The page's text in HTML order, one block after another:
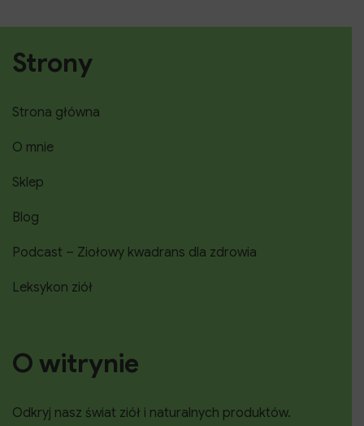
Strony
Strona główna
O mnie
Sklep
Blog
Podcast – Ziołowy kwadrans dla zdrowia
Leksykon ziół
O witrynie
Odkryj nasz świat ziół i naturalnych produktów.